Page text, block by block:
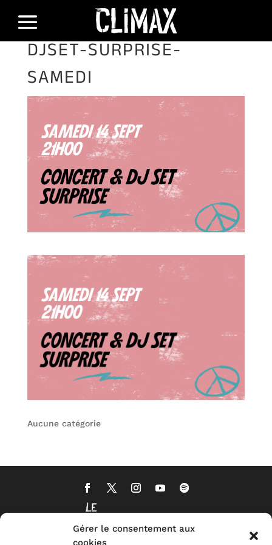
Gérer le consentement aux
cookies
DJSET-SURPRISE-
SAMEDI
Aucune catégorie